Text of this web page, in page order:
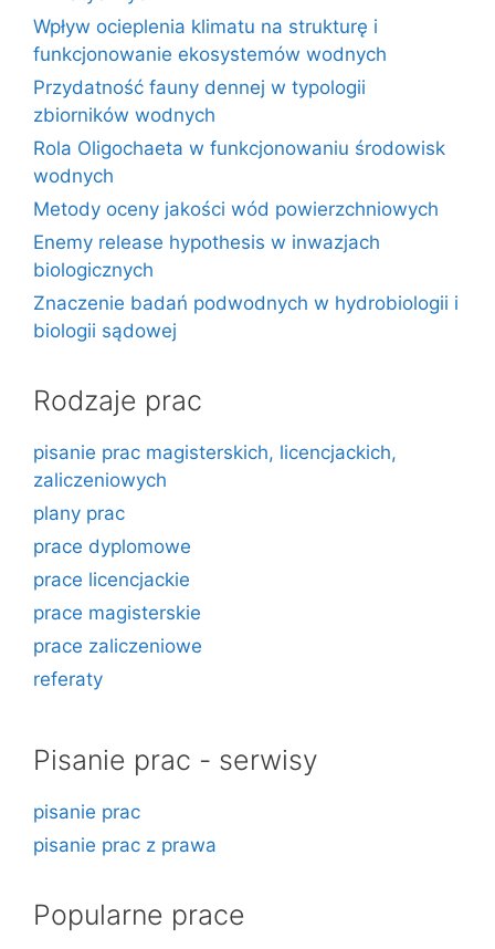
Wpływ ocieplenia klimatu na strukturę i
funkcjonowanie ekosystemów wodnych
Przydatność fauny dennej w typologii
zbiorników wodnych
Rola Oligochaeta w funkcjonowaniu środowisk
wodnych
Metody oceny jakości wód powierzchniowych
Enemy release hypothesis w inwazjach
biologicznych
Znaczenie badań podwodnych w hydrobiologii i
biologii sądowej
Rodzaje prac
pisanie prac magisterskich, licencjackich,
zaliczeniowych
plany prac
prace dyplomowe
prace licencjackie
prace magisterskie
prace zaliczeniowe
referaty
Pisanie prac - serwisy
pisanie prac
pisanie prac z prawa
Popularne prace